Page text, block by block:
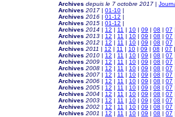
Archives depuis le 7 octobre 2017 |
Archives 2017 | 01-10 |
Archives 2016 | 01-12 |
Archives 2015 | 01-12 |
Archives 2014 | 12 | 11 | 10 | 09 | 08 | 07
Archives 2013 | 12 | 11 | 10 | 09 | 08 | 07
Archives 2012 | 12 | 11 | 10 | 09 | 08 | 07
Archives 2011 | 12 | 11 | 10 | 09 | 08 | 07
Archives 2010 | 12 | 11 | 10 | 09 | 08 | 07
Archives 2009 | 12 | 11 | 10 | 09 | 08 | 07
Archives 2008 | 12 | 11 | 10 | 09 | 08 | 07
Archives 2007 | 12 | 11 | 10 | 09 | 08 | 07
Archives 2006 | 12 | 11 | 10 | 09 | 08 | 07
Archives 2005 | 12 | 11 | 10 | 09 | 08 | 07
Archives 2004 | 12 | 11 | 10 | 09 | 08 | 07
Archives 2003 | 12 | 11 | 10 | 09 | 08 | 07
Archives 2002 | 12 | 11 | 10 | 09 | 08 | 07
Archives 2001 | 12 | 11 | 10 | 09 | 08 | 07